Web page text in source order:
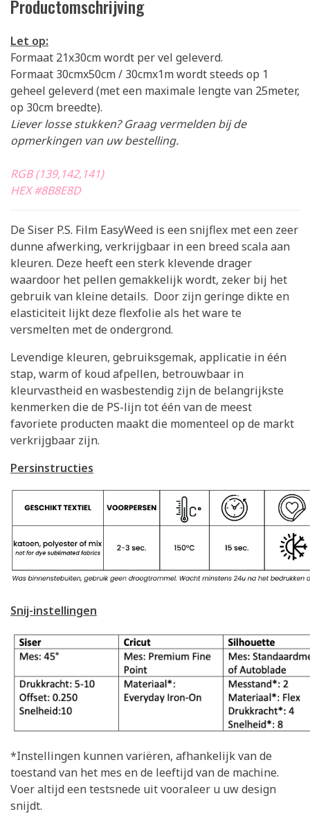
Productomschrijving
Let op:
Formaat 21x30cm wordt per vel geleverd.
Formaat 30cmx50cm / 30cmx1m wordt steeds op 1
geheel geleverd (met een maximale lengte van 25meter,
op 30cm breedte).
Liever losse stukken? Graag vermelden bij de
opmerkingen van uw bestelling.
RGB (139,142,141)
HEX #8B8E8D
De Siser P.S. Film EasyWeed is een snijflex met een zeer
dunne afwerking, verkrijgbaar in een breed scala aan
kleuren. Deze heeft een sterk klevende drager
waardoor het pellen gemakkelijk wordt, zeker bij het
gebruik van kleine details. Door zijn geringe dikte en
elasticiteit lijkt deze flexfolie als het ware te
versmelten met de ondergrond.
Levendige kleuren, gebruiksgemak, applicatie in één
stap, warm of koud afpellen, betrouwbaar in
kleurvastheid en wasbestendig zijn de belangrijkste
kenmerken die de PS-lijn tot één van de meest
favoriete producten maakt die momenteel op de markt
verkrijgbaar zijn.
Persinstructies
Snij-instellingen
*Instellingen kunnen variëren, afhankelijk van de
toestand van het mes en de leeftijd van de machine.
Voer altijd een testsnede uit vooraleer u uw design
snijdt.